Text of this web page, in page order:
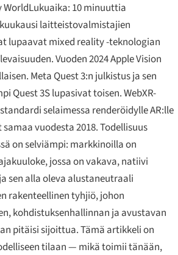
WorldLukuaika: 10 minuuttia
laitteistovalmistajien
lupaavat mixed reality -teknologian
Vuoden 2024 Apple Vision
Meta Quest 3:n julkistus ja sen
Quest 3S lupasivat toisen. WebXR-
selaimessa renderöidylle AR:lle
vuodesta 2018. Todellisuus
on selviämpi: markkinoilla on
jossa on vakava, natiivi
sen alla oleva alustaneutraali
rakenteellinen tyhjiö, johon
kohdistuksenhallinnan ja avustavan
pitäisi sijoittua. Tämä artikkeli on
tilaan — mikä toimii tänään,